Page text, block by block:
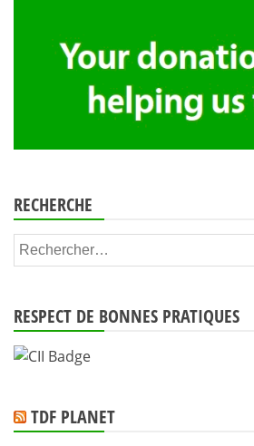
RECHERCHE
Rechercher :
RESPECT DE BONNES PRATIQUES
TDF PLANET